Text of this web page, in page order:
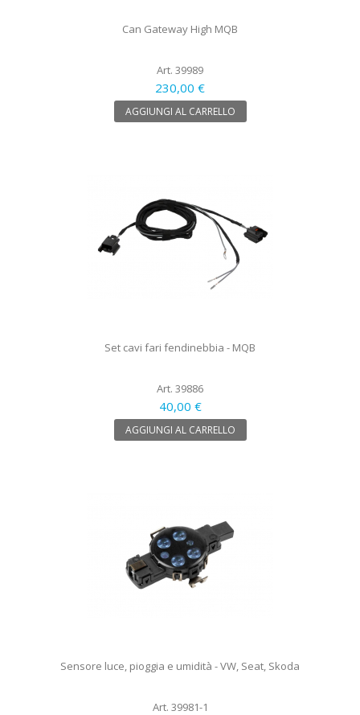
Can Gateway High MQB
Art. 39989
230,00 €
AGGIUNGI AL CARRELLO
Set cavi fari fendinebbia - MQB
Art. 39886
40,00 €
AGGIUNGI AL CARRELLO
Sensore luce, pioggia e umidità - VW, Seat, Skoda
Art. 39981-1